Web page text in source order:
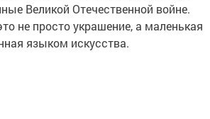
Великой Отечественной войне.
не просто украшение, а маленькая
языком искусства.